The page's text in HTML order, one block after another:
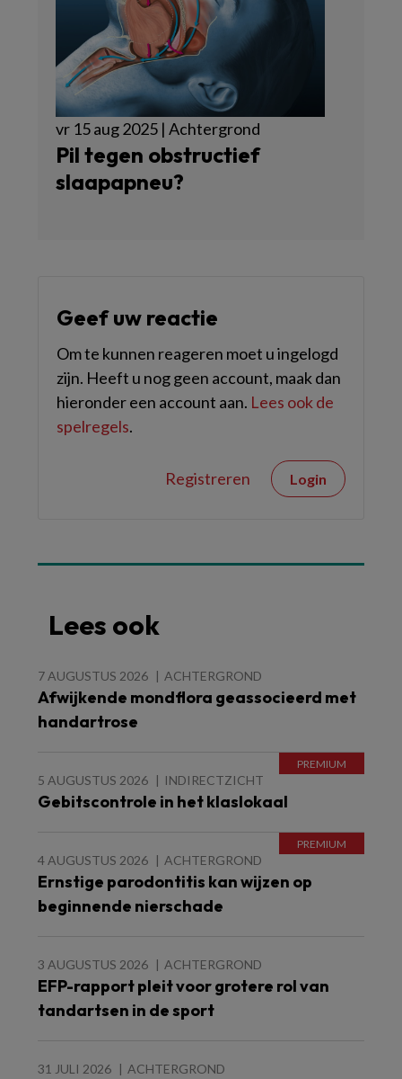
vr 15 aug 2025 | Achtergrond
Pil tegen obstructief
slaapapneu?
Geef uw reactie
Om te kunnen reageren moet u ingelogd
zijn. Heeft u nog geen account, maak dan
hieronder een account aan. Lees ook de
spelregels.
Registreren Login
Lees ook
7 AUGUSTUS 2026 ACHTERGROND
Afwijkende mondflora geassocieerd met
handartrose
5 AUGUSTUS 2026 INDIRECTZICHT
Gebitscontrole in het klaslokaal
4 AUGUSTUS 2026 ACHTERGROND
Ernstige parodontitis kan wijzen op
beginnende nierschade
3 AUGUSTUS 2026 ACHTERGROND
EFP-rapport pleit voor grotere rol van
tandartsen in de sport
31 JULI 2026 ACHTERGROND